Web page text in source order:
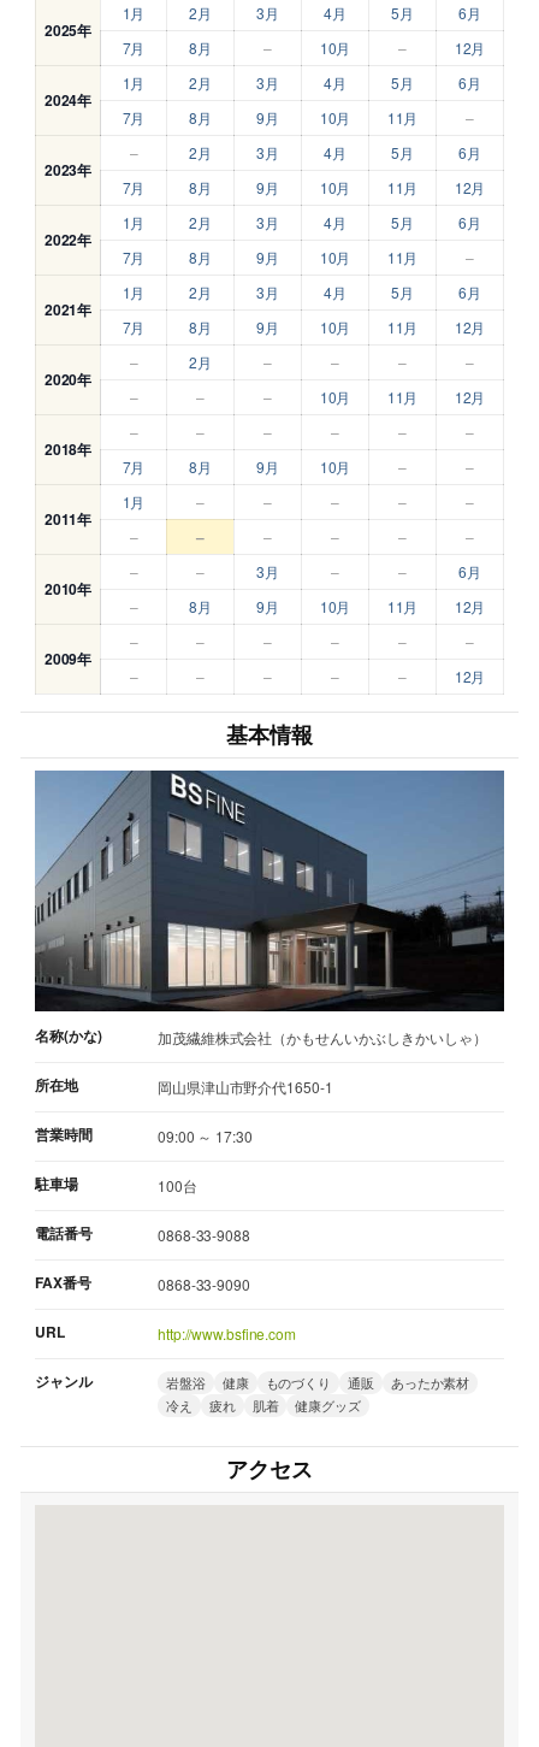
2025年
1月 2月 3月 4月 5月
6月
7月
8月 – 10月 – 12月
2024年
1月 2月 3月 4月 5月
6月
7月
8月 9月 10月 11月 –
2023年
– 2月 3月 4月 5月
6月
7月
8月 9月 10月 11月 12月
2022年
1月 2月 3月 4月 5月
6月
7月
8月 9月 10月 11月 –
2021年
1月 2月 3月 4月 5月
6月
7月
8月 9月 10月 11月 12月
2020年
– 2月 – – –
–
–
– – 10月 11月 12月
2018年
– – – – –
–
7月
8月 9月 10月 – –
2011年
1月 – – – –
–
–
– – – – –
2010年
– – 3月 – –
6月
–
8月 9月 10月 11月 12月
2009年
– – – – –
–
–
– – – – 12月
基本情報
名称(かな) 加茂繊維株式会社（かもせんいかぶしきかいしゃ）
所在地 岡山県津山市野介代1650-1
営業時間 09:00 ～ 17:30
駐車場 100台
電話番号 0868-33-9088
FAX番号 0868-33-9090
URL http://www.bsfine.com
ジャンル 岩盤浴 健康 ものづくり 通販
あったか素材
冷え
疲れ 肌着 健康グッズ
アクセス